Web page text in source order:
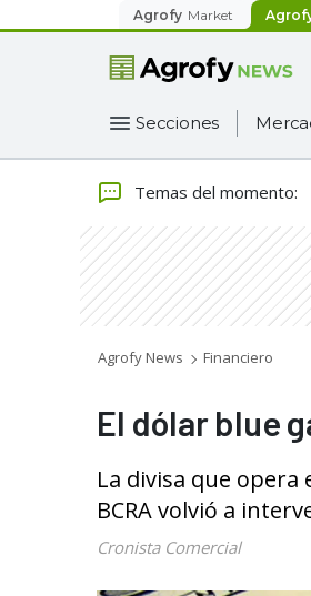
Agrofy Market
Secciones
Temas del momento:
Agrofy News Financiero
El dólar blue
La divisa que opera
BCRA volvió a
Cronista Comercial